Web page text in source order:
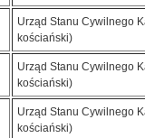
Urząd Stanu Cywilnego
kościański)
Urząd Stanu Cywilnego
kościański)
Urząd Stanu Cywilnego
kościański)